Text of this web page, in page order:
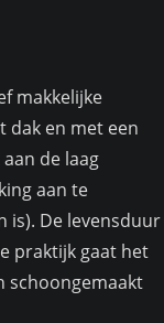
makkelijke
dak en met een
de laag
aan te
is). De levensduur
praktijk gaat het
schoongemaakt